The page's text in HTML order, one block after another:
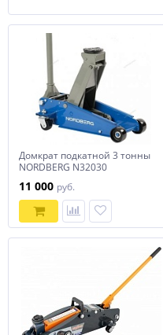
Домкрат подкатной 3 тонны
NORDBERG N32030
11 000 руб.